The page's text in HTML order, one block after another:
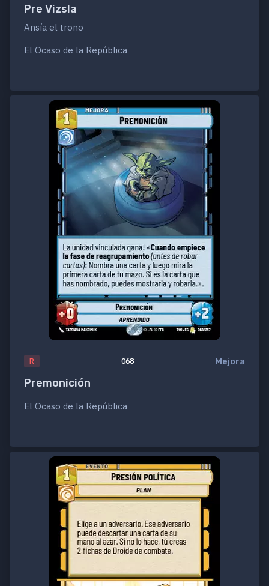
Pre Vizsla
Ansía el trono
El Ocaso de la República
R 068 Mejora
Premonición
El Ocaso de la República